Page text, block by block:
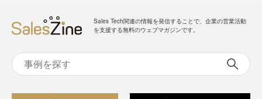
Sales Tech関連の情報を発信することで、企業の営業活動
を支援する無料のウェブマガジンです。